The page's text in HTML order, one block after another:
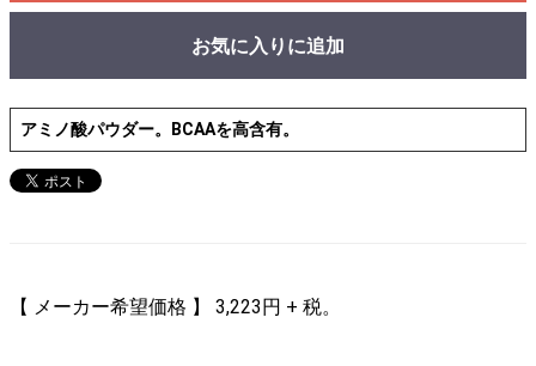
お気に入りに追加
アミノ酸パウダー。BCAAを高含有。
【 メーカー希望価格 】 3,223円 + 税。
グッズ
美容と健康グッズ
フィットネス・ヨガ
HYPERVOLT